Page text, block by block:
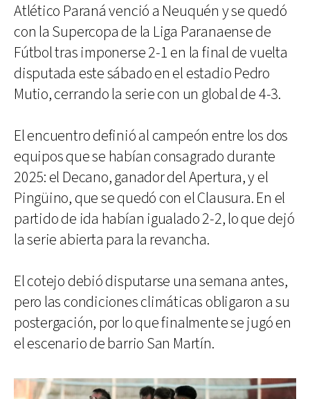
Atlético Paraná venció a Neuquén y se quedó
con la Supercopa de la Liga Paranaense de
Fútbol tras imponerse 2-1 en la final de vuelta
disputada este sábado en el estadio Pedro
Mutio, cerrando la serie con un global de 4-3.
El encuentro definió al campeón entre los dos
equipos que se habían consagrado durante
2025: el Decano, ganador del Apertura, y el
Pingüino, que se quedó con el Clausura. En el
partido de ida habían igualado 2-2, lo que dejó
la serie abierta para la revancha.
El cotejo debió disputarse una semana antes,
pero las condiciones climáticas obligaron a su
postergación, por lo que finalmente se jugó en
el escenario de barrio San Martín.